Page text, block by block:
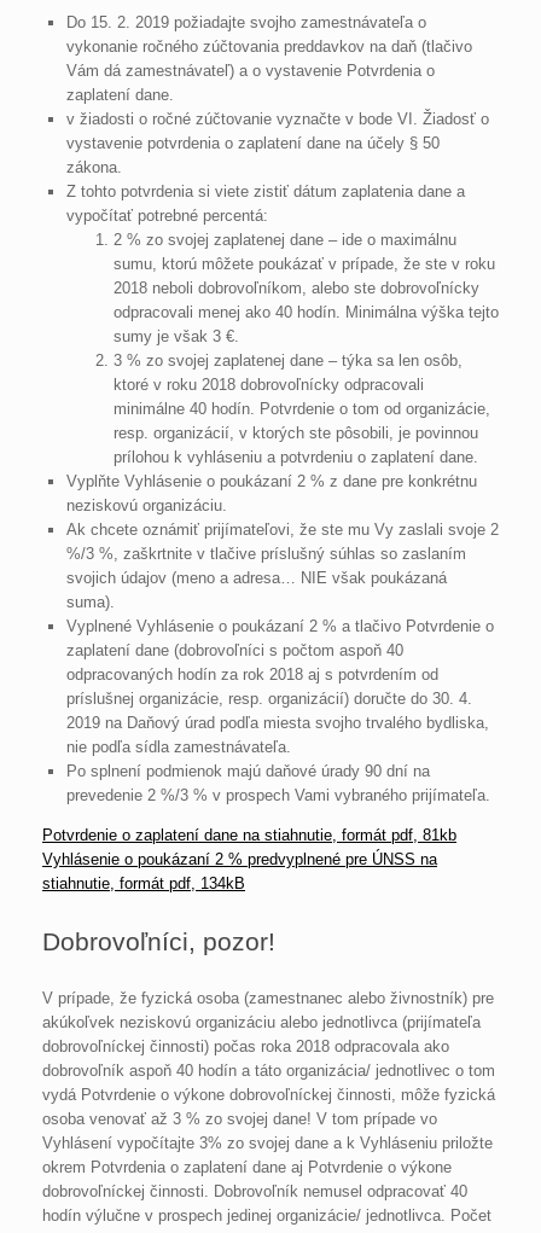
Do 15. 2. 2019 požiadajte svojho zamestnávateľa o
vykonanie ročného zúčtovania preddavkov na daň (tlačivo
Vám dá zamestnávateľ) a o vystavenie Potvrdenia o
zaplatení dane.
v žiadosti o ročné zúčtovanie vyznačte v bode VI. Žiadosť o
vystavenie potvrdenia o zaplatení dane na účely § 50
zákona.
Z tohto potvrdenia si viete zistiť dátum zaplatenia dane a
vypočítať potrebné percentá:
2 % zo svojej zaplatenej dane – ide o maximálnu
sumu, ktorú môžete poukázať v prípade, že ste v roku
2018 neboli dobrovoľníkom, alebo ste dobrovoľnícky
odpracovali menej ako 40 hodín. Minimálna výška tejto
sumy je však 3 €.
3 % zo svojej zaplatenej dane – týka sa len osôb,
ktoré v roku 2018 dobrovoľnícky odpracovali
minimálne 40 hodín. Potvrdenie o tom od organizácie,
resp. organizácií, v ktorých ste pôsobili, je povinnou
prílohou k vyhláseniu a potvrdeniu o zaplatení dane.
Vyplňte Vyhlásenie o poukázaní 2 % z dane pre konkrétnu
neziskovú organizáciu.
Ak chcete oznámiť prijímateľovi, že ste mu Vy zaslali svoje 2
%/3 %, zaškrtnite v tlačive príslušný súhlas so zaslaním
svojich údajov (meno a adresa… NIE však poukázaná
suma).
Vyplnené Vyhlásenie o poukázaní 2 % a tlačivo Potvrdenie o
zaplatení dane (dobrovoľníci s počtom aspoň 40
odpracovaných hodín za rok 2018 aj s potvrdením od
príslušnej organizácie, resp. organizácií) doručte do 30. 4.
2019 na Daňový úrad podľa miesta svojho trvalého bydliska,
nie podľa sídla zamestnávateľa.
Po splnení podmienok majú daňové úrady 90 dní na
prevedenie 2 %/3 % v prospech Vami vybraného prijímateľa.
Potvrdenie o zaplatení dane na stiahnutie, formát pdf, 81kb
Vyhlásenie o poukázaní 2 % predvyplnené pre ÚNSS na
stiahnutie, formát pdf, 134kB
Dobrovoľníci, pozor!
V prípade, že fyzická osoba (zamestnanec alebo živnostník) pre
akúkoľvek neziskovú organizáciu alebo jednotlivca (prijímateľa
dobrovoľníckej činnosti) počas roka 2018 odpracovala ako
dobrovoľník aspoň 40 hodín a táto organizácia/ jednotlivec o tom
vydá Potvrdenie o výkone dobrovoľníckej činnosti, môže fyzická
osoba venovať až 3 % zo svojej dane! V tom prípade vo
Vyhlásení vypočítajte 3% zo svojej dane a k Vyhláseniu priložte
okrem Potvrdenia o zaplatení dane aj Potvrdenie o výkone
dobrovoľníckej činnosti. Dobrovoľník nemusel odpracovať 40
hodín výlučne v prospech jedinej organizácie/ jednotlivca. Počet